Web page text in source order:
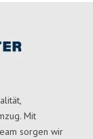
Mit
sorgen wir